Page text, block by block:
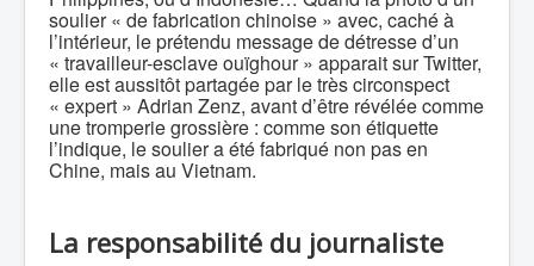
soulier « de fabrication chinoise » avec, caché à
l’intérieur, le prétendu message de détresse d’un
« travailleur-esclave ouïghour » apparait sur Twitter,
elle est aussitôt partagée par le très circonspect
« expert » Adrian Zenz, avant d’être révélée comme
une tromperie grossière : comme son étiquette
l’indique, le soulier a été fabriqué non pas en
Chine, mais au Vietnam.
La responsabilité du journaliste